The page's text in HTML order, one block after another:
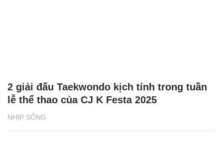
NHỊP SỐNG
2 giải đấu Taekwondo kịch tính trong tuần
lễ thể thao của CJ K Festa 2025